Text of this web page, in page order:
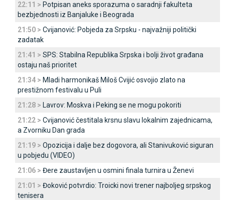
22:11 > Potpisan aneks sporazuma o saradnji fakulteta
bezbjednosti iz Banjaluke i Beograda
21:50 > Cvijanović: Pobjeda za Srpsku - najvažniji politički
zadatak
21:41 > SPS: Stabilna Republika Srpska i bolji život građana
ostaju naš prioritet
21:34 > Mladi harmonikaš Miloš Cvijić osvojio zlato na
prestižnom festivalu u Puli
21:28 > Lavrov: Moskva i Peking se ne mogu pokoriti
21:22 > Cvijanović čestitala krsnu slavu lokalnim zajednicama,
a Zvorniku Dan grada
21:19 > Opozicija i dalje bez dogovora, ali Stanivuković siguran
u pobjedu (VIDEO)
21:06 > Đere zaustavljen u osmini finala turnira u Ženevi
21:01 > Đoković potvrdio: Troicki novi trener najboljeg srpskog
tenisera